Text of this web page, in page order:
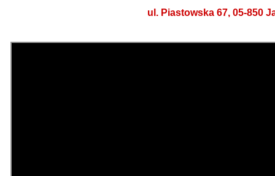
ul. Piastowska 67, 05-850